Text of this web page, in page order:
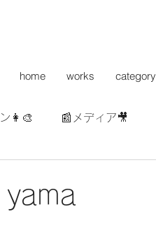
home works category
👩‍🎨 📰メディア🎥